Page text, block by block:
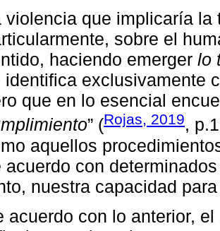
violencia que implicaría
sobre el
haciendo emerger lo
identifica exclusivamente
que en lo esencial
” (Rojas, 2019,
aquellos
acuerdo con
nuestra capacidad
acuerdo con lo anterior,